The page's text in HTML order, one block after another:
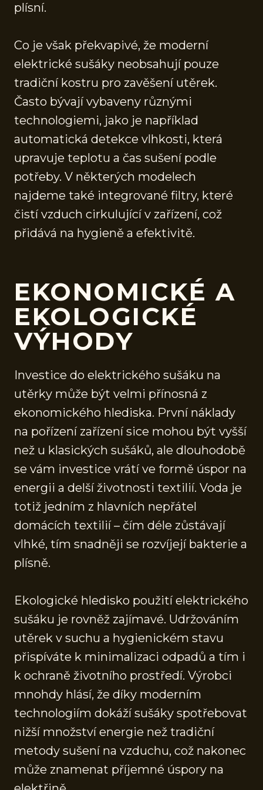
plísní.
Co je však překvapivé, že moderní
elektrické sušáky neobsahují pouze
tradiční kostru pro zavěšení utěrek.
Často bývají vybaveny různými
technologiemi, jako je například
automatická detekce vlhkosti, která
upravuje teplotu a čas sušení podle
potřeby. V některých modelech
najdeme také integrované filtry, které
čistí vzduch cirkulující v zařízení, což
přidává na hygieně a efektivitě.
EKONOMICKÉ A
EKOLOGICKÉ
VÝHODY
Investice do elektrického sušáku na
utěrky může být velmi přínosná z
ekonomického hlediska. První náklady
na pořízení zařízení sice mohou být vyšší
než u klasických sušáků, ale dlouhodobě
se vám investice vrátí ve formě úspor na
energii a delší životnosti textilií. Voda je
totiž jedním z hlavních nepřátel
domácích textilií – čím déle zůstávají
vlhké, tím snadněji se rozvíjejí bakterie a
plísně.
Ekologické hledisko použití elektrického
sušáku je rovněž zajímavé. Udržováním
utěrek v suchu a hygienickém stavu
přispíváte k minimalizaci odpadů a tím i
k ochraně životního prostředí. Výrobci
mnohdy hlásí, že díky moderním
technologiím dokáží sušáky spotřebovat
nižší množství energie než tradiční
metody sušení na vzduchu, což nakonec
může znamenat příjemné úspory na